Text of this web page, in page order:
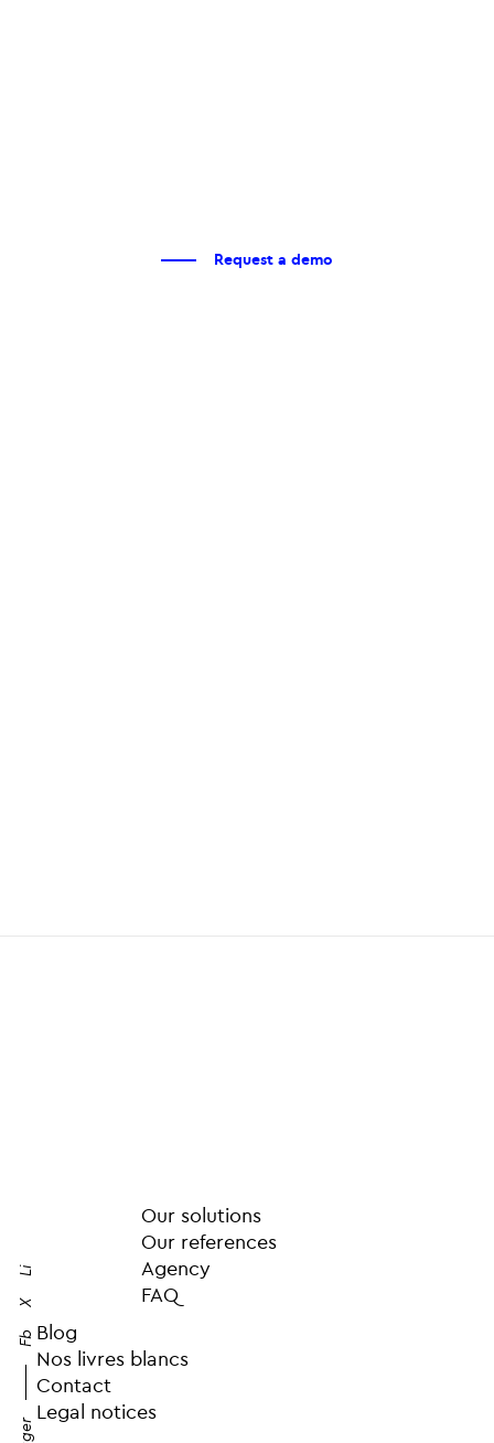
Request a demo
Fb
X
Li
Our solutions
Our references
Agency
FAQ
Blog
Nos livres blancs
Contact
Legal notices